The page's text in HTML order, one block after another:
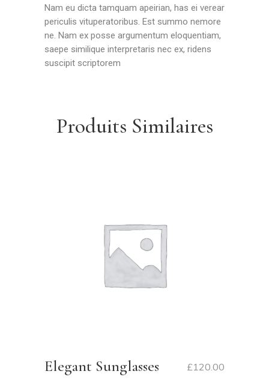
Nam eu dicta tamquam apeirian, has ei verear
periculis vituperatoribus. Est summo nemore
ne. Nam ex posse argumentum eloquentiam,
saepe similique interpretaris nec ex, ridens
suscipit scriptorem
Produits Similaires
Elegant Sunglasses £120.00